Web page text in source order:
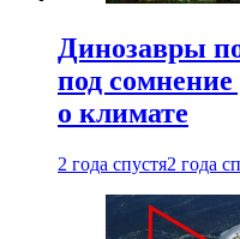
Динозавры
под
о климате
2 года спустя2 года